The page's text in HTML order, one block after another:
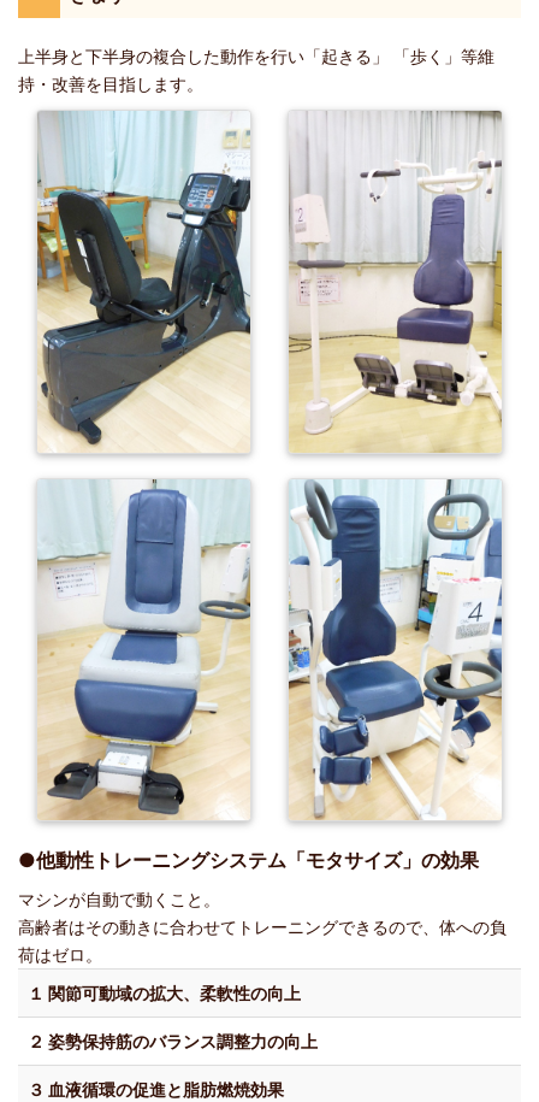
上半身と下半身の複合した動作を行い「起きる」 「歩く」等維
持・改善を目指します。
●他動性トレーニングシステム「モタサイズ」の効果
マシンが自動で動くこと。
高齢者はその動きに合わせてトレーニングできるので、体への負
荷はゼロ。
１ 関節可動域の拡大、柔軟性の向上
２ 姿勢保持筋のバランス調整力の向上
３ 血液循環の促進と脂肪燃焼効果